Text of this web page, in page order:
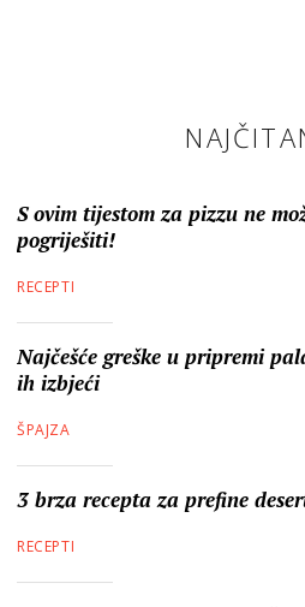
S ovim tijestom za pizzu ne
pogriješiti!
RECEPTI
Najčešće greške u pripremi
ih izbjeći
ŠPAJZA
3 brza recepta za prefine
RECEPTI